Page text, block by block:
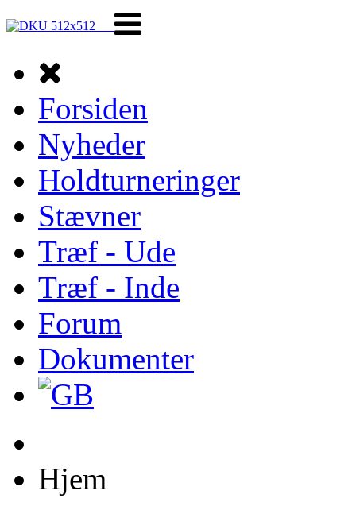
Forsiden
Nyheder
Holdturneringer
Stævner
Træf - Ude
Træf - Inde
Forum
Dokumenter
Hjem